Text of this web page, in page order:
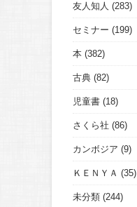
友人知人 (283)
セミナー (199)
本 (382)
古典 (82)
児童書 (18)
さくら社 (86)
カンボジア (9)
ＫＥＮＹＡ (35)
未分類 (244)